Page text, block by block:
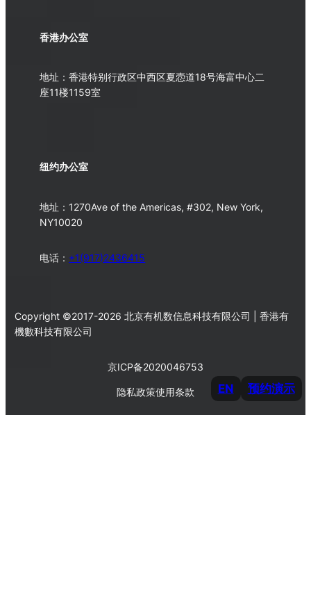
EN 预约演示
香港办公室
地址：香港特别行政区中西区夏悫道18号海富中心二
座11楼1159室
纽约办公室
地址：1270Ave of the Americas, #302, New York,
NY10020
电话： +1(917)2436415
Copyright ©2017-2026 北京有机数信息科技有限公司 | 香港有
機數科技有限公司
京ICP备2020046753
隐私政策使用条款